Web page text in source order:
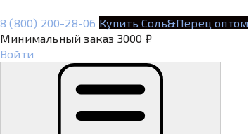
8 (800) 200-28-06 Купить Соль&Перец оптом
Минимальный заказ 3000 ₽
Войти